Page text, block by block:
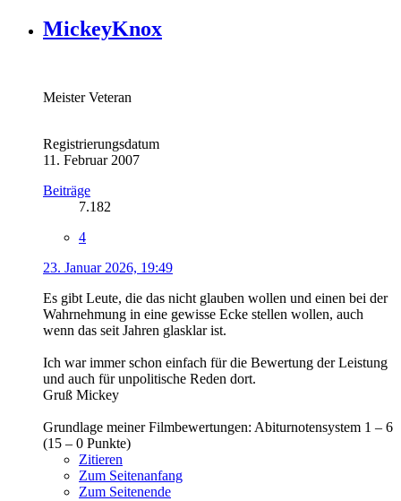
MickeyKnox
Meister Veteran
Registrierungsdatum
11. Februar 2007
Beiträge
7.182
4
23. Januar 2026, 19:49
Es gibt Leute, die das nicht glauben wollen und einen bei der
Wahrnehmung in eine gewisse Ecke stellen wollen, auch
wenn das seit Jahren glasklar ist.
Ich war immer schon einfach für die Bewertung der Leistung
und auch für unpolitische Reden dort.
Gruß Mickey
Grundlage meiner Filmbewertungen: Abiturnotensystem 1 – 6
(15 – 0 Punkte)
Zitieren
Zum Seitenanfang
Zum Seitenende